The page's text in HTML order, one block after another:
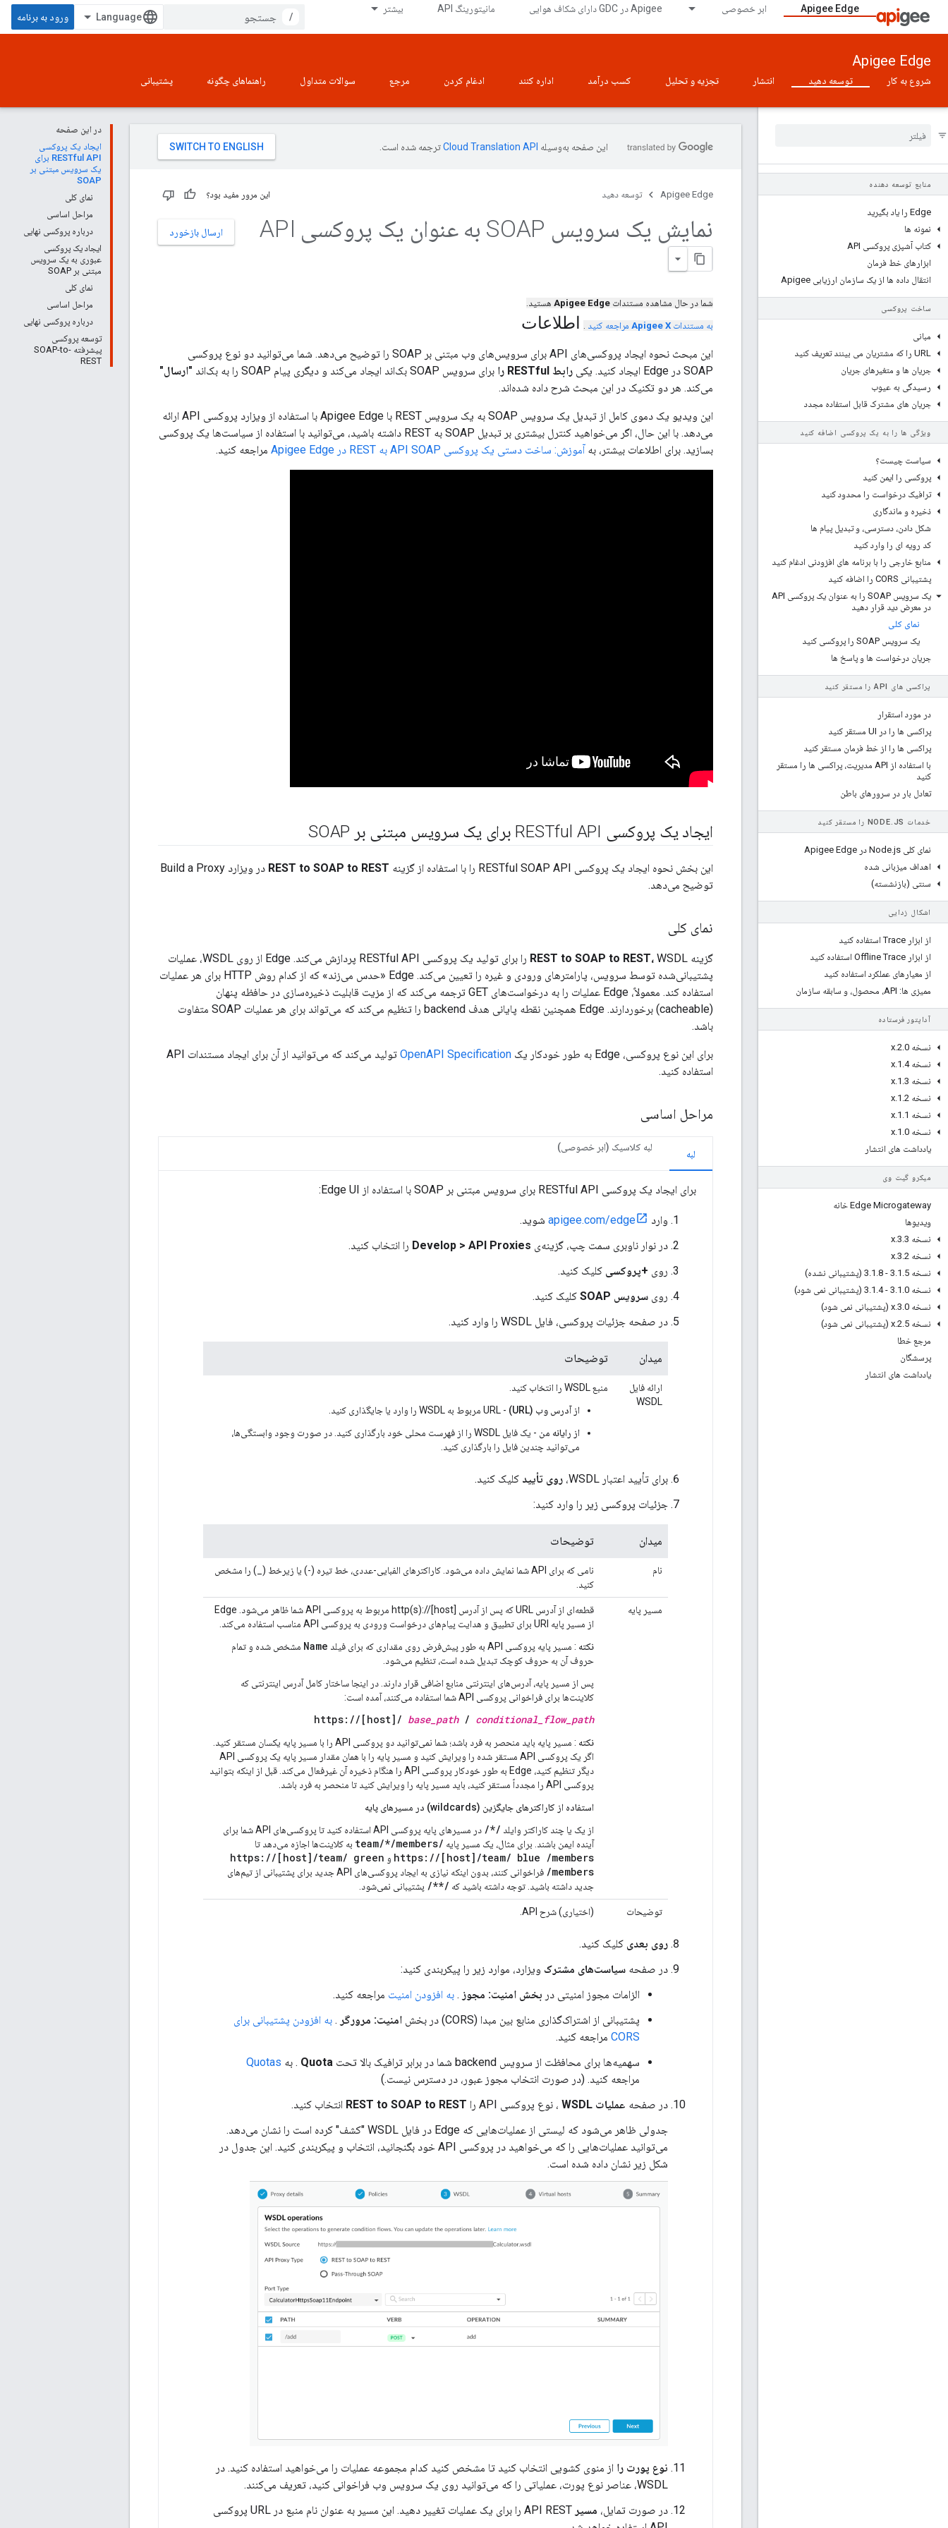
Apigee Edge ابر خصوصی Apigee در GDC دارای شکاف هوایی مانیتورینگ API بیشتر
/ ورود به برنامه
Apigee Edge
شروع به کار توسعه دهید انتشار تجزیه و تحلیل کسب درآمد اداره کنند ادغام کردن مرجع سوالات متداول راهنماهای چگونه پشتیبانی
منابع توسعه دهنده
Edge را یاد بگیرید
نمونه ها
کتاب آشپزی پروکسی API
ابزارهای خط فرمان
انتقال داده ها از یک سازمان ارزیابی Apigee
ساخت پروکسی
مبانی
URL را که مشتریان می بینند تعریف کنید
جریان ها و متغیرهای جریان
رسیدگی به عیوب
جریان های مشترک قابل استفاده مجدد
ویژگی ها را به یک پروکسی اضافه کنید
سیاست چیست؟
پروکسی را ایمن کنید
ترافیک درخواست را محدود کنید
ذخیره و ماندگاری
شکل دادن، دسترسی، و تبدیل پیام ها
کد رویه ای را وارد کنید
منابع خارجی را با برنامه های افزودنی ادغام کنید
پشتیبانی CORS را اضافه کنید
یک سرویس SOAP را به عنوان یک پروکسی API
در معرض دید قرار دهید
نمای کلی
یک سرویس SOAP را پروکسی کنید
جریان درخواست ها و پاسخ ها
پراکسی های API را مستقر کنید
در مورد استقرار
پراکسی ها را در UI مستقر کنید
پراکسی ها را از خط فرمان مستقر کنید
با استفاده از API مدیریت، پراکسی ها را مستقر
کنید
تعادل بار در سرورهای باطن
خدمات NODE . JS را مستقر کنید
نمای کلی Node .js در Apigee Edge
اهداف میزبانی شده
سنتی (بازنشسته)
اشکال زدایی
از ابزار Trace استفاده کنید
از ابزار Offline Trace استفاده کنید
از معیارهای عملکرد استفاده کنید
ممیزی ها: API، محصول، و سابقه سازمان
آداپتور فرستاده
نسخه 2 .0
.
x
نسخه 1 .4
.
x
نسخه 1
.3
.
x
نسخه 1
.2
.
x
نسخه 1
.1
.
x
نسخه 1
.0
.
x
یادداشت های انتشار
میکرو گیت وی
Edge Microgateway خانه
ویدیوها
نسخه 3
.3
.
x
نسخه 3
.2
.
x
نسخه 3
.1 .5 - 3
.1 .8 (پشتیبانی نشده)
نسخه 3
.1 .0 - 3
.1 .4 (پشتیبانی نمی شود)
نسخه 3
.0
.x (پشتیبانی نمی شود)
نسخه 2
.5
.x (پشتیبانی نمی شود)
مرجع خطا
پرسشگان
یادداشت های انتشار
در این صفحه
ایجاد یک پروکسی
RESTful API برای
یک سرویس مبتنی بر
SOAP
نمای کلی
مراحل اساسی
درباره پروکسی نهایی
ایجاد یک پروکسی
عبوری به یک سرویس
مبتنی بر SOAP
نمای کلی
مراحل اساسی
درباره پروکسی نهایی
توسعه پروکسی
پیشرفته SOAP-to-
REST
این صفحه به‌وسیله ترجمه شده است.
Apigee Edge توسعه دهید این مرور مفید بود؟
ارسال بازخورد نمایش یک سرویس SOAP به عنوان یک پروکسی API
شما در حال مشاهده مستندات Apigee Edge هستید.
به مستندات Apigee X مراجعه کنید . اطلاعات
این مبحث نحوه ایجاد پروکسی‌های API برای سرویس‌های وب مبتنی بر SOAP را توضیح می‌دهد. شما می‌توانید دو نوع پروکسی
SOAP در Edge ایجاد کنید. یکی
رابط RESTful را برای سرویس SOAP بک‌اند ایجاد می‌کند و دیگری پیام SOAP را به بک‌اند
"ارسال"
می‌کند. هر دو تکنیک در این مبحث شرح داده شده‌اند.
این ویدیو یک دموی کامل از تبدیل یک سرویس SOAP به یک سرویس REST با Apigee Edge با استفاده از ویزارد پروکسی API ارائه
می‌دهد. با این حال، اگر می‌خواهید کنترل بیشتری بر تبدیل SOAP به REST داشته باشید، می‌توانید با استفاده از سیاست‌ها یک پروکسی
بسازید. برای اطلاعات بیشتر، بهآموزش: ساخت دستی یک پروکسی API SOAP به REST در Apigee Edge مراجعه کنید.
ایجاد یک پروکسی RESTful API برای یک سرویس مبتنی بر SOAP
این بخش نحوه ایجاد یک پروکسی RESTful SOAP API را با استفاده از گزینه REST to SOAP to REST
در ویزارد Build a Proxy
توضیح می‌دهد.
نمای کلی
گزینه REST to SOAP to REST،
WSDL را برای تولید یک پروکسی RESTful API پردازش می‌کند. Edge از روی WSDL، عملیات
پشتیبانی‌شده توسط سرویس، پارامترهای ورودی و غیره را تعیین می‌کند. Edge «حدس می‌زند» که از کدام روش HTTP برای هر عملیات
استفاده کند. معمولاً، Edge عملیات را به درخواست‌های GET ترجمه می‌کند که از مزیت قابلیت ذخیره‌سازی در حافظه پنهان
(cacheable) برخوردارند. Edge همچنین نقطه پایانی هدف backend را تنظیم می‌کند که می‌تواند برای هر عملیات SOAP متفاوت
باشد.
برای این نوع پروکسی، Edge به طور خودکار یک OpenAPI Specification
تولید می‌کند که می‌توانید از آن برای ایجاد مستندات API
استفاده کنید.
مراحل اساسی
لبه
لبه کلاسیک (ابر خصوصی)
برای ایجاد یک پروکسی RESTful API برای سرویس مبتنی بر SOAP با استفاده از Edge UI:
وارد apigee.com/edge شوید.
در نوار ناوبری سمت چپ، گزینه‌ی Develop > API Proxies را انتخاب کنید.
روی +پروکسی کلیک کنید.
روی سرویس SOAP
کلیک کنید.
در صفحه جزئیات پروکسی، فایل WSDL را وارد کنید.
میدان توضیحات
ارائه فایل
WSDL
منبع WSDL را انتخاب کنید.
از آدرس وب (URL)
- URL مربوط به WSDL را وارد یا جایگذاری کنید.
از رایانه من
- یک فایل WSDL را از فهرست محلی خود بارگذاری کنید. در صورت وجود وابستگی‌ها،
می‌توانید چندین فایل را بارگذاری کنید.
برای تأیید اعتبار WSDL، روی تأیید کلیک کنید.
جزئیات پروکسی زیر را وارد کنید:
میدان توضیحات
نام
نامی که برای API شما نمایش داده می‌شود. کاراکترهای الفبایی-عددی، خط تیره (-) یا زیرخط (_) را مشخص
کنید.
مسیر پایه
قطعه‌ای از آدرس URL که پس از آدرس http(s)://[host] مربوط به پروکسی API شما ظاهر می‌شود. Edge
از مسیر پایه URI برای تطبیق و هدایت پیام‌های درخواست ورودی به پروکسی API مناسب استفاده می‌کند.
نکته : مسیر پایه پروکسی API به طور پیش‌فرض روی مقداری که برای فیلد Name مشخص شده و تمام
حروف آن به حروف کوچک تبدیل شده است، تنظیم می‌شود.
پس از مسیر پایه، آدرس‌های اینترنتی منابع اضافی قرار دارند. در اینجا ساختار کامل آدرس اینترنتی که
کلاینت‌ها برای فراخوانی پروکسی API شما استفاده می‌کنند، آمده است:
https://[host]/ base_path/ conditional_flow_path
نکته
: مسیر پایه باید منحصر به فرد باشد؛ شما نمی‌توانید دو پروکسی API را با مسیر پایه یکسان مستقر کنید.
اگر یک پروکسی API مستقر شده را ویرایش کنید و مسیر پایه را با همان مقدار مسیر پایه یک پروکسی API
دیگر تنظیم کنید، Edge به طور خودکار پروکسی API را هنگام ذخیره آن غیرفعال می‌کند. قبل از اینکه بتوانید
پروکسی API را مجدداً مستقر کنید، باید مسیر پایه را ویرایش کنید تا منحصر به فرد باشد.
استفاده از کاراکترهای جایگزین (wildcards) در مسیرهای پایه
از یک یا چند کاراکتر وایلد /*/
در مسیرهای پایه پروکسی API استفاده کنید تا پروکسی‌های API شما برای
آینده ایمن باشند. برای مثال، یک مسیر پایه /team/*/members به ​​کلاینت‌ها اجازه می‌دهد تا
https://[host]/team/ blue /members و https://[host]/team/ green
/members
فراخوانی کنند، بدون اینکه نیازی به ایجاد پروکسی‌های API جدید برای پشتیبانی از تیم‌های
جدید داشته باشید. توجه داشته باشید که /**/ پشتیبانی نمی‌شود.
توضیحات (اختیاری) شرح API.
روی بعدی کلیک کنید.
در صفحه سیاست‌های مشترک ویزارد، موارد زیر را پیکربندی کنید:
الزامات مجوز امنیتی در بخش امنیت: مجوز . به افزودن امنیت مراجعه کنید.
پشتیبانی از اشتراک‌گذاری منابع بین مبدا (CORS) در بخش
امنیت: مرورگر . به افزودن پشتیبانی برای
CORS مراجعه کنید.
سهمیه‌ها برای محافظت از سرویس backend شما در برابر ترافیک بالا تحت
Quota . به Quotas
مراجعه کنید. (در صورت انتخاب مجوز عبور، در دسترس نیست.)
در صفحه عملیات WSDL ، نوع پروکسی API را REST to SOAP to REST انتخاب کنید.
جدولی ظاهر می‌شود که لیستی از عملیات‌هایی که Edge در فایل WSDL "کشف" کرده است را نشان می‌دهد.
می‌توانید عملیات‌هایی را که می‌خواهید در پروکسی API خود بگنجانید، انتخاب و پیکربندی کنید. این جدول در
شکل زیر نشان داده شده است.
نوع پورت را از منوی کشویی انتخاب کنید تا مشخص کنید کدام مجموعه عملیات را می‌خواهید استفاده کنید. در
WSDL، عناصر نوع پورت، عملیاتی را که می‌توانید روی یک سرویس وب فراخوانی کنید، تعریف می‌کنند.
در صورت تمایل، مسیر
API REST را برای یک عملیات تغییر دهید. این مسیر به عنوان نام منبع در URL پروکسی